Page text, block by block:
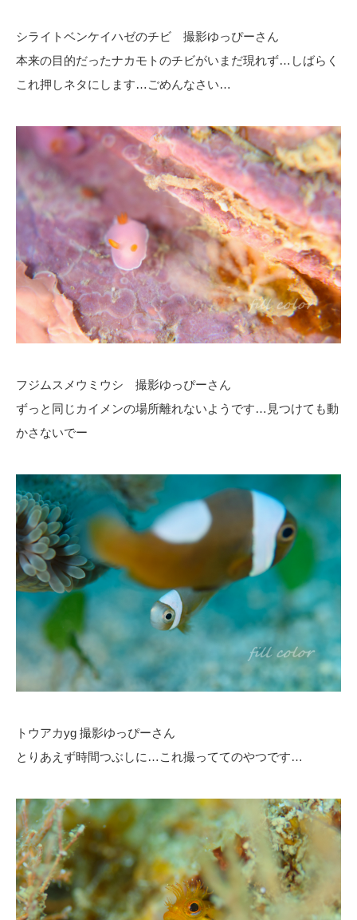
シライトベンケイハゼのチビ 撮影ゆっぴーさん
本来の目的だったナカモトのチビがいまだ現れず…しばらく
これ押しネタにします…ごめんなさい…
フジムスメウミウシ 撮影ゆっぴーさん
ずっと同じカイメンの場所離れないようです…見つけても動
かさないでー
トウアカyg 撮影ゆっぴーさん
とりあえず時間つぶしに…これ撮っててのやつです…